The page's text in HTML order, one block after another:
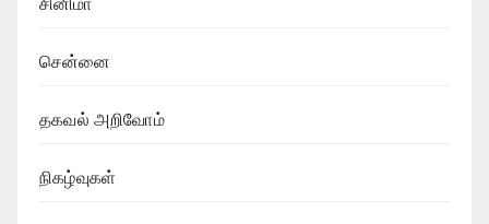
சென்னை
தகவல் அறிவோம்
நிகழ்வுகள்